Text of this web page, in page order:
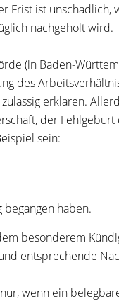
ist unschädlich,
nachgeholt wird.
(in Baden-
des
erklären.
der
sein:
begangen haben.
besonderem
entsprechende
wenn ein